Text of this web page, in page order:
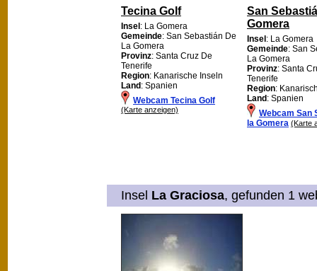
Tecina Golf
Insel: La Gomera
Gemeinde: San Sebastián De
La Gomera
Provinz: Santa Cruz De
Tenerife
Region: Kanarische Inseln
Land: Spanien
Webcam Tecina Golf
(Karte anzeigen)
San
Gomera
Insel: La Gomera
Gemeinde: San
La Gomera
Provinz: Santa
Tenerife
Region:
Land: Spanien
Webcam San
la Gomera (Karte
Insel La Graciosa, gefunden 1